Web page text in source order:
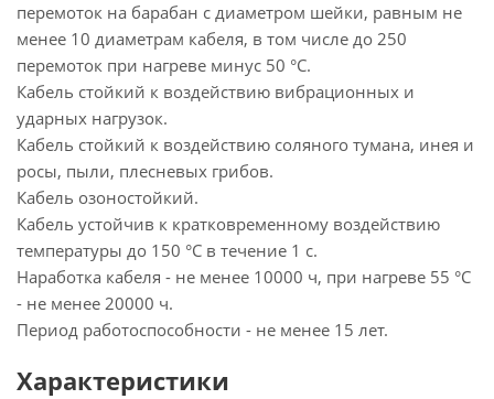
перемоток на барабан с диаметром шейки, равным не
менее 10 диаметрам кабеля, в том числе до 250
перемоток при нагреве минус 50 °С.
Кабель стойкий к воздействию вибрационных и
ударных нагрузок.
Кабель стойкий к воздействию соляного тумана, инея и
росы, пыли, плесневых грибов.
Кабель озоностойкий.
Кабель устойчив к кратковременному воздействию
температуры до 150 °С в течение 1 с.
Наработка кабеля - не менее 10000 ч, при нагреве 55 °С
- не менее 20000 ч.
Период работоспособности - не менее 15 лет.
Характеристики